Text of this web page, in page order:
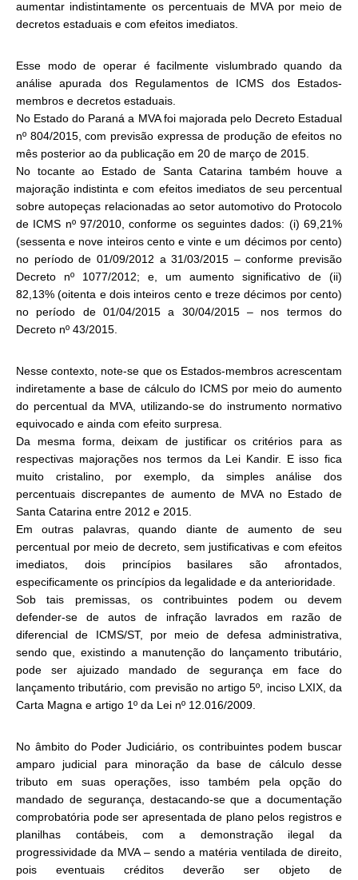
aumentar indistintamente os percentuais de MVA por meio de
decretos estaduais e com efeitos imediatos.
Esse modo de operar é facilmente vislumbrado quando da
análise apurada dos Regulamentos de ICMS dos Estados-
membros e decretos estaduais.
No Estado do Paraná a MVA foi majorada pelo Decreto Estadual
nº 804/2015, com previsão expressa de produção de efeitos no
mês posterior ao da publicação em 20 de março de 2015.
No tocante ao Estado de Santa Catarina também houve a
majoração indistinta e com efeitos imediatos de seu percentual
sobre autopeças relacionadas ao setor automotivo do Protocolo
de ICMS nº 97/2010, conforme os seguintes dados: (i) 69,21%
(sessenta e nove inteiros cento e vinte e um décimos por cento)
no período de 01/09/2012 a 31/03/2015 – conforme previsão
Decreto nº 1077/2012; e, um aumento significativo de (ii)
82,13% (oitenta e dois inteiros cento e treze décimos por cento)
no período de 01/04/2015 a 30/04/2015 – nos termos do
Decreto nº 43/2015.
Nesse contexto, note-se que os Estados-membros acrescentam
indiretamente a base de cálculo do ICMS por meio do aumento
do percentual da MVA, utilizando-se do instrumento normativo
equivocado e ainda com efeito surpresa.
Da mesma forma, deixam de justificar os critérios para as
respectivas majorações nos termos da Lei Kandir. E isso fica
muito cristalino, por exemplo, da simples análise dos
percentuais discrepantes de aumento de MVA no Estado de
Santa Catarina entre 2012 e 2015.
Em outras palavras, quando diante de aumento de seu
percentual por meio de decreto, sem justificativas e com efeitos
imediatos, dois princípios basilares são afrontados,
especificamente os princípios da legalidade e da anterioridade.
Sob tais premissas, os contribuintes podem ou devem
defender-se de autos de infração lavrados em razão de
diferencial de ICMS/ST, por meio de defesa administrativa,
sendo que, existindo a manutenção do lançamento tributário,
pode ser ajuizado mandado de segurança em face do
lançamento tributário, com previsão no artigo 5º, inciso LXIX, da
Carta Magna e artigo 1º da Lei nº 12.016/2009.
No âmbito do Poder Judiciário, os contribuintes podem buscar
amparo judicial para minoração da base de cálculo desse
tributo em suas operações, isso também pela opção do
mandado de segurança, destacando-se que a documentação
comprobatória pode ser apresentada de plano pelos registros e
planilhas contábeis, com a demonstração ilegal da
progressividade da MVA – sendo a matéria ventilada de direito,
pois eventuais créditos deverão ser objeto de